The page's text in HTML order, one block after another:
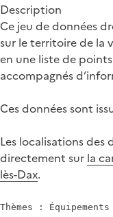
Description
Ce jeu de données
sur le territoire de la
en une liste de
accompagnés
Ces données sont
Les localisations des
directement sur la
lès-Dax.
Thèmes :